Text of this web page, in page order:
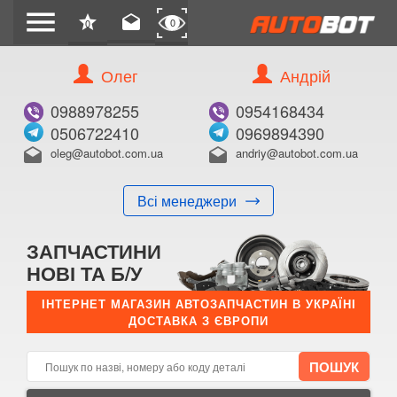
menu star
0 drafts 0
Олег
0988978255
0506722410
drafts oleg@autobot.com.ua
Всі менеджери
Андрій
0954168434
0969894390
drafts andriy@autobot.com.ua
ЗАПЧАСТИНИ
НОВІ ТА Б/У
ІНТЕРНЕТ МАГАЗИН АВТОЗАПЧАСТИН В УКРАЇНІ
ДОСТАВКА З ЄВРОПИ
КУПИТИ
Оригінальний номер:
Примітка:
E-mail:
Телефон: